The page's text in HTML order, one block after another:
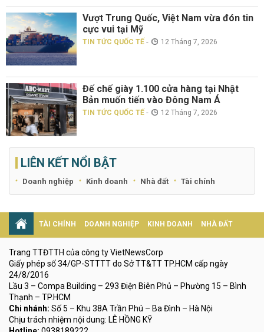
Vượt Trung Quốc, Việt Nam vừa đón tin
cực vui tại Mỹ
TIN TỨC QUỐC TẾ - 12 Tháng 7, 2026
Đế chế giày 1.100 cửa hàng tại Nhật
Bản muốn tiến vào Đông Nam Á
TIN TỨC QUỐC TẾ - 12 Tháng 7, 2026
LIÊN KẾT NỔI BẬT
Doanh nghiệp Kinh doanh Nhà đất Tài chính
TÀI CHÍNH DOANH NGHIỆP KINH DOANH NHÀ ĐẤT
Trang TTĐTTH của công ty VietNewsCorp
Giấy phép số 34/GP-STTTT do Sở TT&TT TP.HCM cấp ngày
24/8/2016
Lầu 3 – Compa Building – 293 Điện Biên Phủ – Phường 15 – Bình
Thạnh – TP.HCM
Chi nhánh: Số 5 – Khu 38A Trần Phú – Ba Đình – Hà Nội
Chịu trách nhiệm nội dung: LÊ HỒNG KỸ